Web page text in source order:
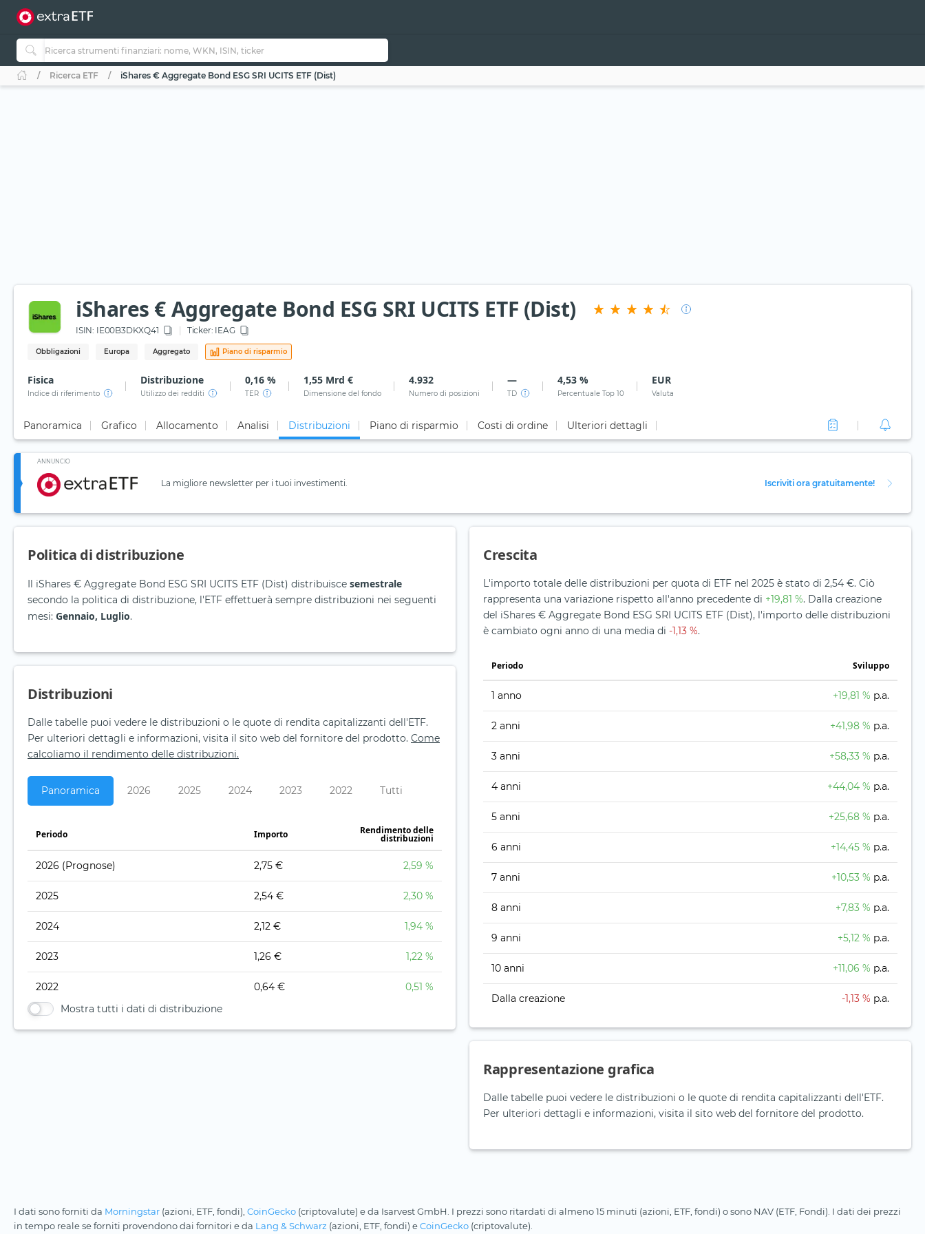
Ricerca ETF iShares € Aggregate Bond ESG SRI UCITS ETF (Dist)
iShares € Aggregate Bond ESG SRI UCITS ETF (Dist)
ISIN: IE00B3DKXQ41 Ticker: IEAG
Obbligazioni Europa Aggregato Piano di risparmio
Fisica
Indice di riferimento
Distribuzione
Utilizzo dei redditi
0,16 %
TER
1,55 Mrd €
Dimensione del fondo
4.932
Numero di posizioni
—
TD
4,53 %
Percentuale Top 10
EUR
Valuta
Panoramica Grafico Allocamento Analisi Distribuzioni Piano di risparmio Costi di ordine Ulteriori dettagli
ANNUNCIO
La migliore newsletter per i tuoi investimenti. Iscriviti ora gratuitamente!
Politica di distribuzione
Il iShares € Aggregate Bond ESG SRI UCITS ETF (Dist) distribuisce semestrale
secondo la politica di distribuzione, l'ETF effettuerà sempre distribuzioni nei seguenti
mesi: Gennaio, Luglio.
Distribuzioni
Dalle tabelle puoi vedere le distribuzioni o le quote di rendita capitalizzanti dell'ETF.
Per ulteriori dettagli e informazioni, visita il sito web del fornitore del prodotto. Come
calcoliamo il rendimento delle distribuzioni.
Panoramica 2026 2025 2024 2023 2022 Tutti
Periodo Importo Rendimento delle
distribuzioni
2026 (Prognose) 2,75 € 2,59 %
2025 2,54 € 2,30 %
2024 2,12 € 1,94 %
2023 1,26 € 1,22 %
2022 0,64 €
0,51 %
Mostra tutti i dati di distribuzione
Crescita
L'importo totale delle distribuzioni per quota di ETF nel 2025 è stato di 2,54 €. Ciò
rappresenta una variazione rispetto all'anno precedente di +19,81 %. Dalla creazione
del iShares € Aggregate Bond ESG SRI UCITS ETF (Dist), l'importo delle distribuzioni
è cambiato ogni anno di una media di -1,13 %.
Periodo Sviluppo
1 anno +19,81 % p.a.
2 anni +41,98 % p.a.
3 anni +58,33 % p.a.
4 anni +44,04 % p.a.
5 anni +25,68 % p.a.
6 anni +14,45 % p.a.
7 anni +10,53 % p.a.
8 anni +7,83 % p.a.
9 anni +5,12 % p.a.
10 anni +11,06 % p.a.
Dalla creazione -1,13 % p.a.
Rappresentazione grafica
Dalle tabelle puoi vedere le distribuzioni o le quote di rendita capitalizzanti dell'ETF.
Per ulteriori dettagli e informazioni, visita il sito web del fornitore del prodotto.
I dati sono forniti da Morningstar (azioni, ETF, fondi), CoinGecko (criptovalute) e da Isarvest GmbH. I prezzi sono ritardati di almeno 15 minuti (azioni, ETF, fondi) o sono NAV (ETF, Fondi). I dati dei prezzi
in tempo reale se forniti provendono dai fornitori e da Lang & Schwarz (azioni, ETF, fondi) eCoinGecko (criptovalute).